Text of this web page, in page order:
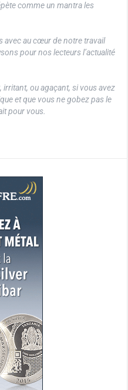
comme un mantra les
avec au cœur de notre travail
pour nos lecteurs l’actualité
ou agaçant, si vous avez
et que vous ne gobez pas le
pour vous.